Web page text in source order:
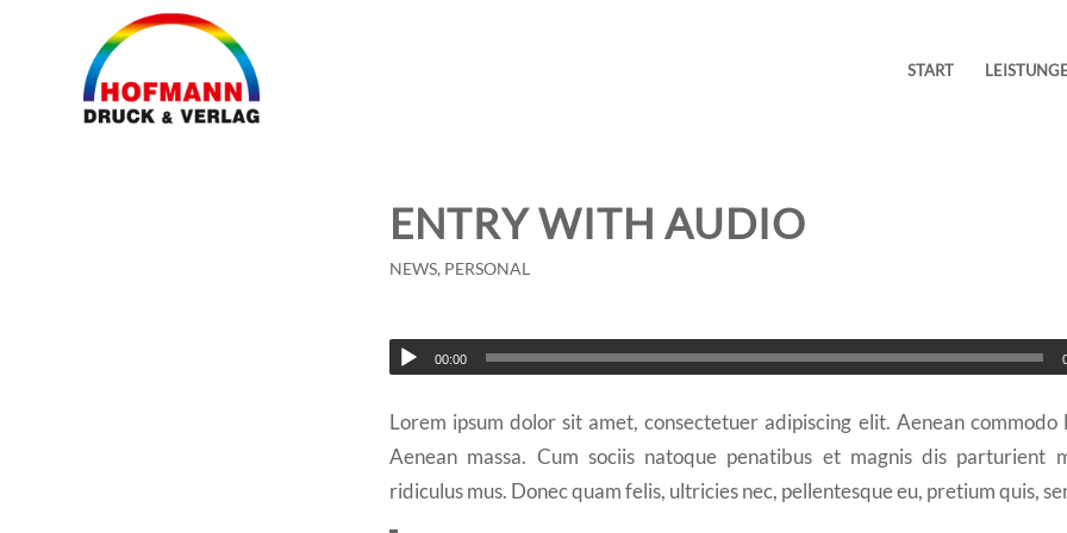
START
ENTRY WITH AUDIO
NEWS, PERSONAL
Audio-00:00
Lorem ipsum dolor sit amet, consectetuer adipiscing elit. Aenean commodo
Aenean massa. Cum sociis natoque penatibus et magnis dis parturient
ridiculus mus. Donec quam felis, ultricies nec, pellentesque eu, pretium quis,